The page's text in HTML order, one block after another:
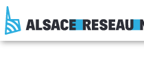
Aller
au
contenu
Aller
la
Aller
la
Consulter
le
plan